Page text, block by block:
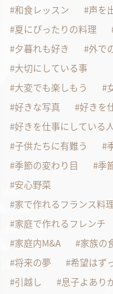
和食レッスン
声を
夏にぴったりの料理
夕暮れも好き
外で
大切にしている事
大変でも楽しもう
好きな写真
好きを
好きを仕事にしている
子供たちに有難う
季節の変わり目
季
安心野菜
家で作れるフランス料
家庭で作れるフレンチ
家庭内M&A
家族の
将来の夢
希望はず
引越し
息子よあり